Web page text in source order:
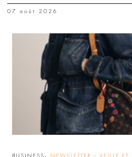
07 août 2026
BUSINESS, NEWSLETTER – VEILLE ET